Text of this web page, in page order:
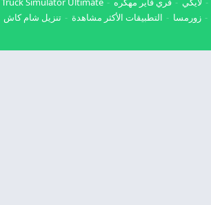
زورمسا التطبيقات الأكثر مشاهدة تنزيل شام كاش